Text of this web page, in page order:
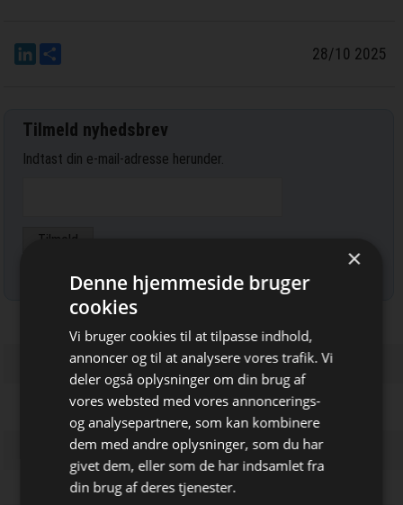
Bliv opdateret hver dag
Få de vigtigste nyheder om
LinkedIn 28/10 2025
Tilmeld nyhedsbrev
Indtast din e-mail-adresse herunder.
Læs mere om udsendelsestidspunkter og afmelding her ×
Denne hjemmeside bruger
cookies
Vi bruger cookies til at tilpasse indhold,
annoncer og til at analysere vores trafik. Vi
deler også oplysninger om din brug af
vores websted med vores annoncerings-
og analysepartnere, som kan kombinere
dem med andre oplysninger, som du har
givet dem, eller som de har indsamlet fra
din brug af deres tjenester.